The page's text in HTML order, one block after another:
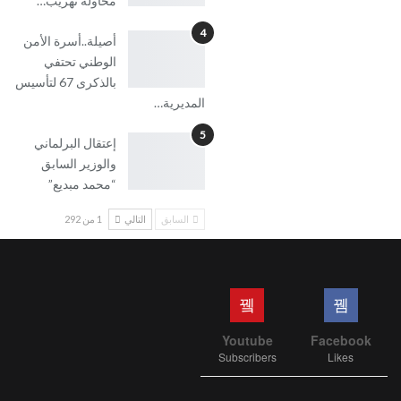
4
أصيلة..أسرة الأمن
الوطني تحتفي
بالذكرى 67 لتأسيس
المديرية…
5
إعتقال البرلماني
والوزير السابق
“محمد مبديع”
السابق التالي 1 من 292
Facebook
Likes
Youtube
Subscribers